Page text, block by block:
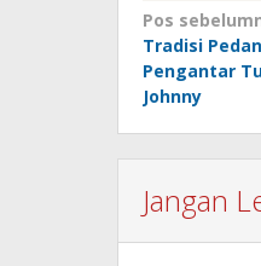
pos
Pos
Tradisi
Pengantar
Johnny
Jangan